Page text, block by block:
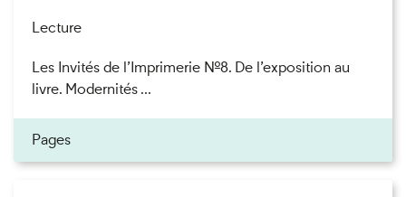
Lecture
Les Invités de l’Imprimerie n°8. De l’exposition au
livre. Modernités ...
Pages